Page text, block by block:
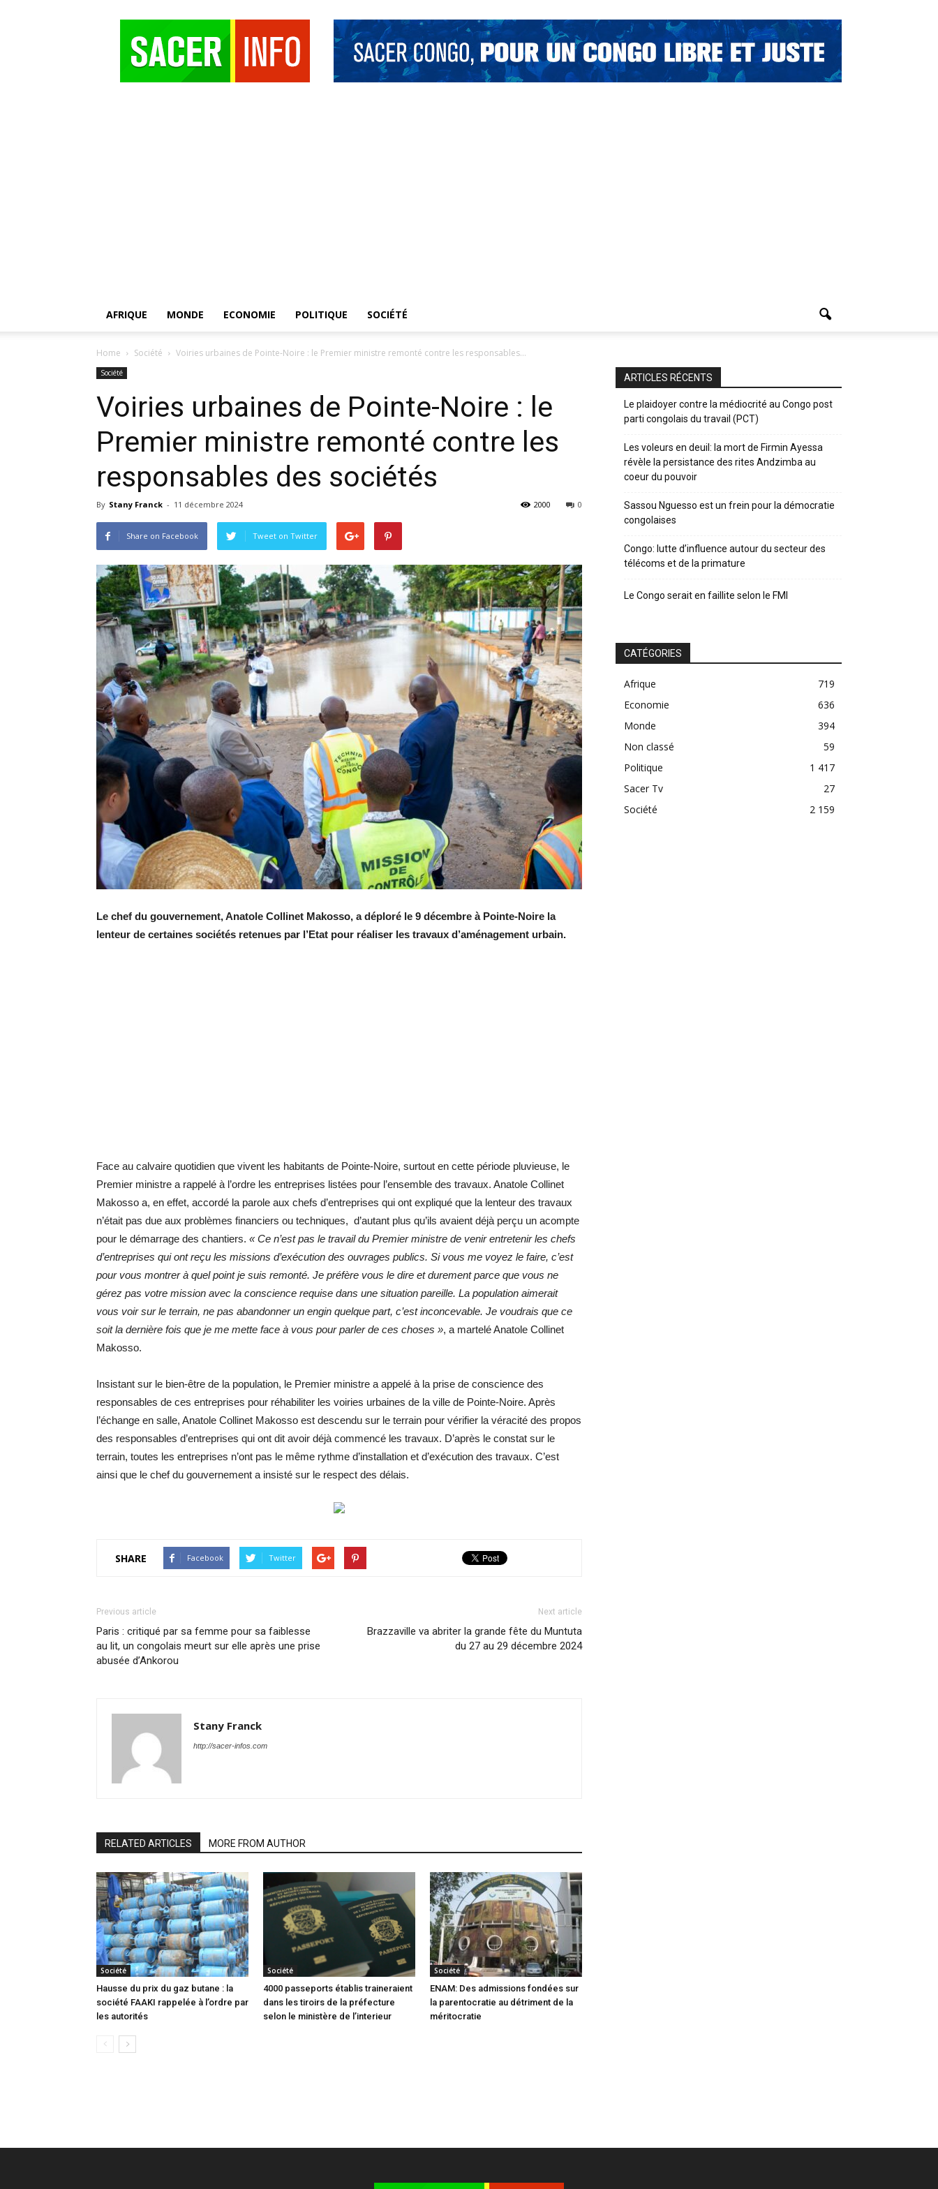
AFRIQUE MONDE ECONOMIE POLITIQUE SOCIÉTÉ
Home Société Voiries urbaines de Pointe-Noire : le Premier ministre remonté contre les responsables...
Société
Voiries urbaines de Pointe-Noire : le
Premier ministre remonté contre les
responsables des sociétés
By Stany Franck - 11 décembre 2024 0
2000
Share on Facebook Tweet on Twitter
Le chef du gouvernement, Anatole Collinet Makosso, a déploré le 9 décembre à Pointe-Noire la
lenteur de certaines sociétés retenues par l’Etat pour réaliser les travaux d’aménagement urbain.
Face au calvaire quotidien que vivent les habitants de Pointe-Noire, surtout en cette période pluvieuse, le
Premier ministre a rappelé à l’ordre les entreprises listées pour l’ensemble des travaux. Anatole Collinet
Makosso a, en effet, accordé la parole aux chefs d’entreprises qui ont expliqué que la lenteur des travaux
n’était pas due aux problèmes financiers ou techniques, d’autant plus qu’ils avaient déjà perçu un acompte
pour le démarrage des chantiers. « Ce n’est pas le travail du Premier ministre de venir entretenir les chefs
d’entreprises qui ont reçu les missions d’exécution des ouvrages publics. Si vous me voyez le faire, c’est
pour vous montrer à quel point je suis remonté. Je préfère vous le dire et durement parce que vous ne
gérez pas votre mission avec la conscience requise dans une situation pareille. La population aimerait
vous voir sur le terrain, ne pas abandonner un engin quelque part, c’est inconcevable. Je voudrais que ce
soit la dernière fois que je me mette face à vous pour parler de ces choses », a martelé Anatole Collinet
Makosso.
Insistant sur le bien-être de la population, le Premier ministre a appelé à la prise de conscience des
responsables de ces entreprises pour réhabiliter les voiries urbaines de la ville de Pointe-Noire. Après
l’échange en salle, Anatole Collinet Makosso est descendu sur le terrain pour vérifier la véracité des propos
des responsables d’entreprises qui ont dit avoir déjà commencé les travaux. D’après le constat sur le
terrain, toutes les entreprises n’ont pas le même rythme d’installation et d’exécution des travaux. C’est
ainsi que le chef du gouvernement a insisté sur le respect des délais.
SHARE Facebook Twitter
Previous article
Paris : critiqué par sa femme pour sa faiblesse
au lit, un congolais meurt sur elle après une prise
abusée d’Ankorou
Next article
Brazzaville va abriter la grande fête du Muntuta
du 27 au 29 décembre 2024
Stany Franck
http://sacer-infos.com
RELATED ARTICLES MORE FROM AUTHOR
Société
Hausse du prix du gaz butane : la
société FAAKI rappelée à l’ordre par
les autorités
Société
4000 passeports établis traineraient
dans les tiroirs de la préfecture
selon le ministère de l’interieur
Société
ENAM: Des admissions fondées sur
la parentocratie au détriment de la
méritocratie
ARTICLES RÉCENTS
Le plaidoyer contre la médiocrité au Congo post
parti congolais du travail (PCT)
Les voleurs en deuil: la mort de Firmin Ayessa
révèle la persistance des rites Andzimba au
coeur du pouvoir
Sassou Nguesso est un frein pour la démocratie
congolaises
Congo: lutte d’influence autour du secteur des
télécoms et de la primature
Le Congo serait en faillite selon le FMI
CATÉGORIES
Afrique
719
Economie
636
Monde
394
Non classé
59
Politique
1 417
Sacer Tv
27
Société
2 159